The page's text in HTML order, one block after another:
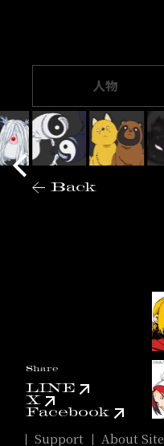
人物
Back
Share
LINE
X
Facebook
Support About Site